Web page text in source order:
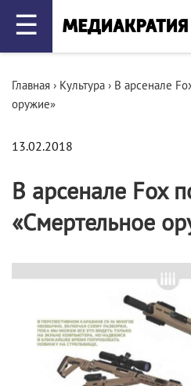
☰
Главная › Культура › В арсенале
оружие»
13.02.2018
В арсенале Fox
«Смертельное